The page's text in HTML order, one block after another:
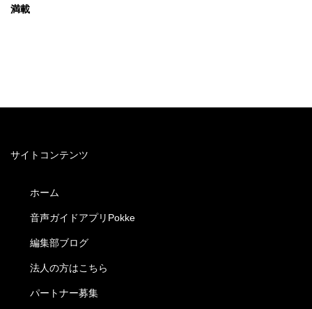
満載
サイトコンテンツ
ホーム
音声ガイドアプリPokke
編集部ブログ
法人の方はこちら
パートナー募集